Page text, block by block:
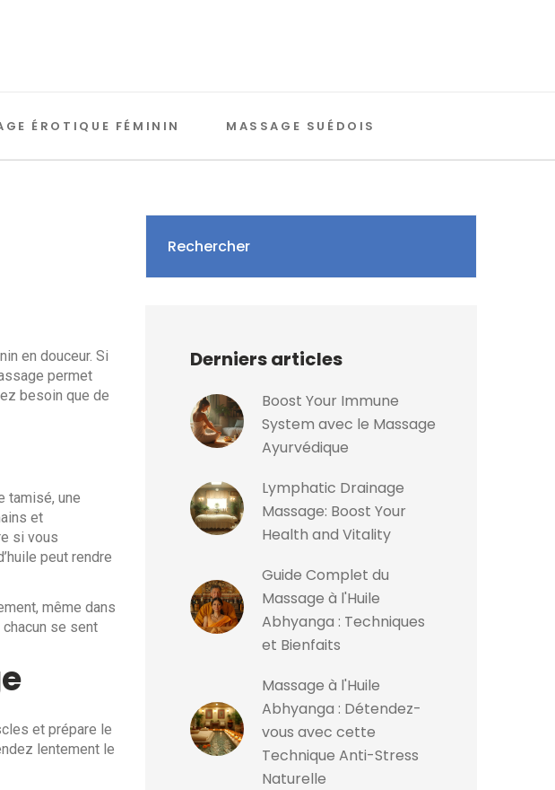
ÉROTIQUE FÉMININ MASSAGE SUÉDOIS
en douceur. Si
permet
besoin que de
tamisé, une
et
si vous
peut rendre
même dans
se sent
et prépare le
lentement le
Rechercher
Derniers articles
Boost Your Immune
System avec le Massage
Ayurvédique
Lymphatic Drainage
Massage: Boost Your
Health and Vitality
Guide Complet du
Massage à l'Huile
Abhyanga : Techniques
et Bienfaits
Massage à l'Huile
Abhyanga : Détendez-
vous avec cette
Technique Anti-Stress
Naturelle